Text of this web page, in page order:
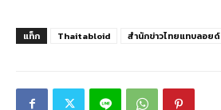
แท็ก Thaitabloid สำนักข่าวไทยแทบลอยด์